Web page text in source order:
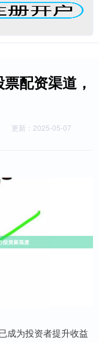
配资渠道，
更新：2025-05-07
成为投资者提升收益